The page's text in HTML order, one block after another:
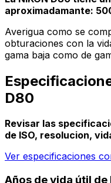
aproximadamante:
Averigua como se
obturaciones con la
gama baja como de
D80
Revisar las
de ISO, resolucion,
Ver especificaciones
Años de vida útil de